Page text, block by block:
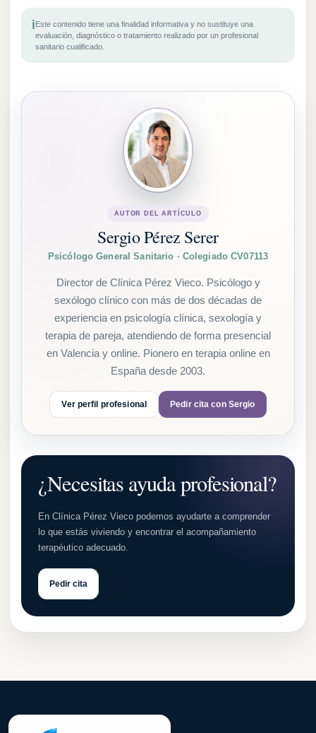
iEste contenido tiene una finalidad informativa y no sustituye una
evaluación, diagnóstico o tratamiento realizado por un profesional
sanitario cualificado.
AUTOR DEL ARTÍCULO
Sergio Pérez Serer
Psicólogo General Sanitario · Colegiado CV07113
Director de Clínica Pérez Vieco. Psicólogo y
sexólogo clínico con más de dos décadas de
experiencia en psicología clínica, sexología y
terapia de pareja, atendiendo de forma presencial
en Valencia y online. Pionero en terapia online en
España desde 2003.
Ver perfil profesional Pedir cita con Sergio
¿Necesitas ayuda profesional?
En Clínica Pérez Vieco podemos ayudarte a comprender
lo que estás viviendo y encontrar el acompañamiento
terapéutico adecuado.
Pedir cita